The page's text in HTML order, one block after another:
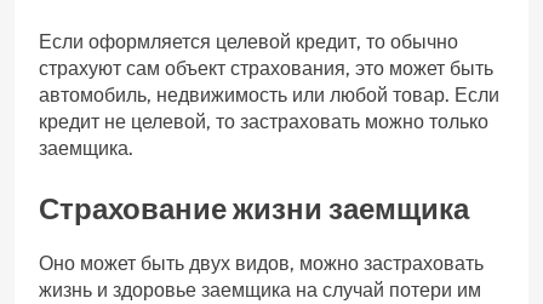
Если оформляется целевой кредит, то обычно
страхуют сам объект страхования, это может быть
автомобиль, недвижимость или любой товар. Если
кредит не целевой, то застраховать можно только
заемщика.
Страхование жизни заемщика
Оно может быть двух видов, можно застраховать
жизнь и здоровье заемщика на случай потери им